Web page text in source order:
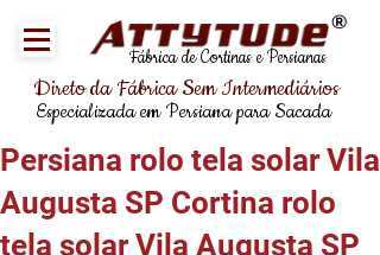
Fábrica de Cortinas e Persianas
®
Direto da Fábrica Sem Intermediários
Especializada em Persiana para Sacada
Persiana rolo tela solar Vila
Augusta SP Cortina rolo
tela solar Vila Augusta SP